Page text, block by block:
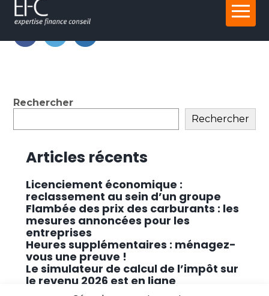
Aller
au
Partager :
FaceBook
TwitterLinkedIn
Blog
Rechercher
Rechercher
Articles récents
Licenciement économique :
reclassement au sein d’un groupe
Flambée des prix des carburants : les
mesures annoncées pour les
entreprises
Heures supplémentaires : ménagez-
vous une preuve !
Le simulateur de calcul de l’impôt sur
le revenu 2026 est en ligne
Promouvoir des solutions de